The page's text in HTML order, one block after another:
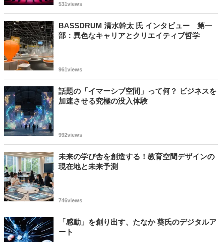
531views
BASSDRUM 清水幹太 氏 インタビュー 第一
部：異色なキャリアとクリエイティブ哲学
961views
話題の「イマーシブ空間」って何？ ビジネスを
加速させる究極の没入体験
992views
未来の学び舎を創造する！教育空間デザインの
現在地と未来予測
746views
「感動」を創り出す、たなか 葵氏のデジタルア
ート